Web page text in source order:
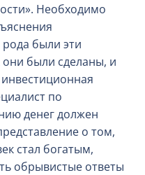
Необходимо
рода были эти
они были сделаны, и
по
денег должен
о том,
стал богатым,
обрывистые ответы